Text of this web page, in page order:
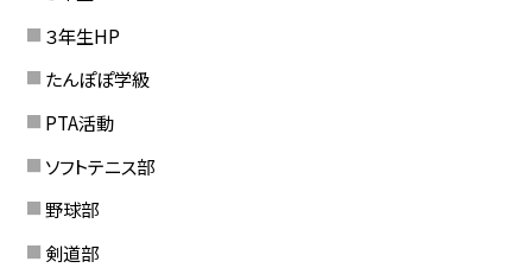
３年生HP
たんぽぽ学級
PTA活動
ソフトテニス部
野球部
剣道部